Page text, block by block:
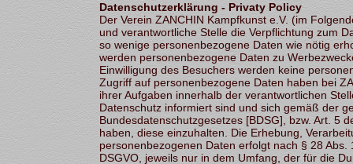
Datenschutzerklärung - Privaty Policy
Der Verein ZANCHIN Kampfkunst e.V. (im
und verantwortliche Stelle die Verpflichtung zum
so wenige personenbezogene Daten wie nötig
werden personenbezogene Daten zu
Einwilligung des Besuchers werden keine
Zugriff auf personenbezogene Daten haben bei
ihrer Aufgaben innerhalb der verantwortlichen
Datenschutz informiert sind und sich gemäß der
Bundesdatenschutzgesetzes [BDSG], bzw. Art. 5
haben, diese einzuhalten. Die Erhebung,
personenbezogenen Daten erfolgt nach § 28
DSGVO, jeweils nur in dem Umfang, der für die